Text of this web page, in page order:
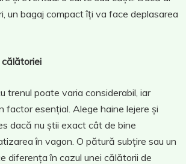
un bagaj compact îți va face deplasarea
trenul poate varia considerabil, iar
factor esențial. Alege haine lejere și
dacă nu știi exact cât de bine
în vagon. O pătură subțire sau un
diferența în cazul unei călătorii de